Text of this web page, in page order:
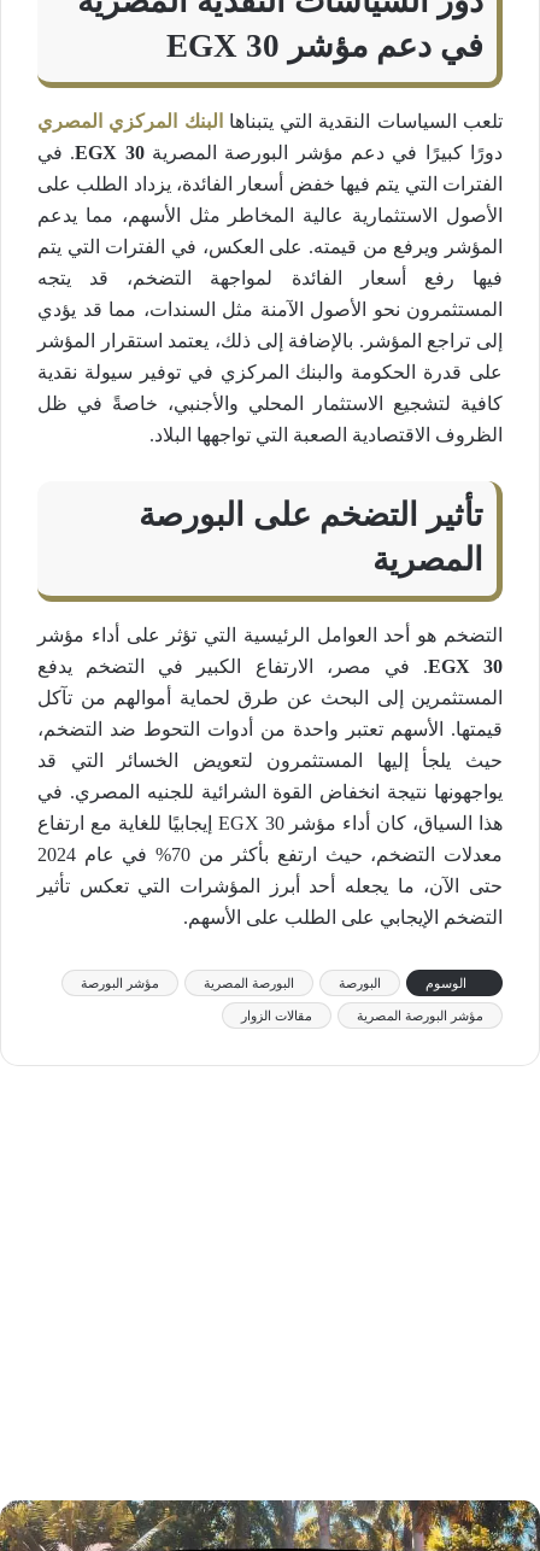
في دعم مؤشر
EGX 30
تلعب السياسات النقدية التي يتبناها
البنك المركزي المصري
دورًا كبيرًا في دعم مؤشر البورصة المصريةEGX 30. في
الفترات التي يتم فيها خفض أسعار الفائدة، يزداد الطلب على
الأصول الاستثمارية عالية المخاطر مثل الأسهم، مما يدعم
المؤشر ويرفع من قيمته. على العكس، في الفترات التي يتم
فيها رفع أسعار الفائدة لمواجهة التضخم، قد يتجه
المستثمرون نحو الأصول الآمنة مثل السندات، مما قد يؤدي
إلى تراجع المؤشر. بالإضافة إلى ذلك، يعتمد استقرار المؤشر
على قدرة الحكومة والبنك المركزي في توفير سيولة نقدية
كافية لتشجيع الاستثمار المحلي والأجنبي، خاصةً في ظل
الظروف الاقتصادية الصعبة التي تواجهها البلاد​.
تأثير التضخم على البورصة
المصرية
التضخم هو أحد العوامل الرئيسية التي تؤثر على أداء مؤشر
EGX 30. في مصر، الارتفاع الكبير في التضخم يدفع
المستثمرين إلى البحث عن طرق لحماية أموالهم من تآكل
قيمتها. الأسهم تعتبر واحدة من أدوات التحوط ضد التضخم،
حيث يلجأ إليها المستثمرون لتعويض الخسائر التي قد
يواجهونها نتيجة انخفاض القوة الشرائية للجنيه المصري. في
هذا السياق، كان أداء مؤشر EGX 30 إيجابيًا للغاية مع ارتفاع
معدلات التضخم، حيث ارتفع بأكثر من 70% في عام 2024
حتى الآن، ما يجعله أحد أبرز المؤشرات التي تعكس تأثير
التضخم الإيجابي على الطلب على الأسهم​.
الوسوم البورصة البورصة المصرية مؤشر البورصة
مؤشر البورصة المصرية مقالات الزوار